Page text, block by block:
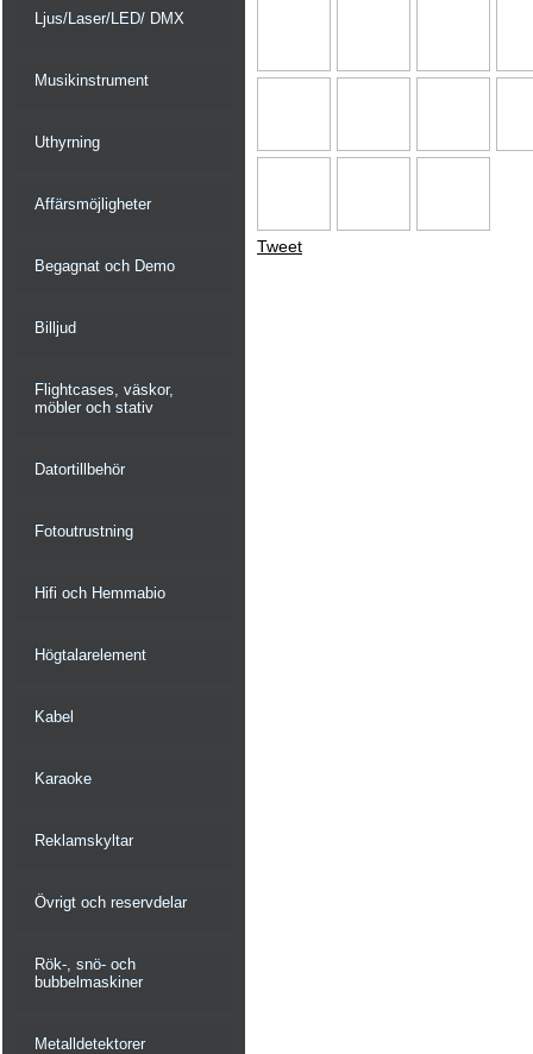
Ljus/Laser/LED/ DMX
Musikinstrument
Uthyrning
Affärsmöjligheter
Begagnat och Demo
Billjud
Flightcases, väskor,
möbler och stativ
Datortillbehör
Fotoutrustning
Hifi och Hemmabio
Högtalarelement
Kabel
Karaoke
Reklamskyltar
Övrigt och reservdelar
Rök-, snö- och
bubbelmaskiner
Metalldetektorer
Tweet